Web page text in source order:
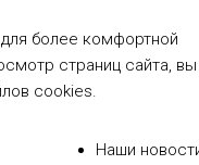
более комфортной
страниц сайта, вы
cookies.
Наши